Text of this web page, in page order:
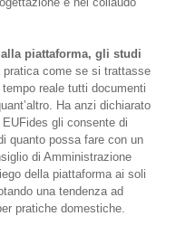
piattaforma, gli studi
pratica come se si trattasse
reale tutti documenti
Ha anzi dichiarato
EUFides gli consente di
quanto possa fare con un
di Amministrazione
della piattaforma ai soli
una tendenza ad
pratiche domestiche.